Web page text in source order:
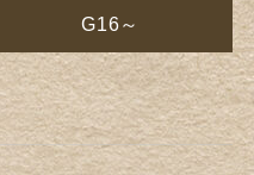
G16～